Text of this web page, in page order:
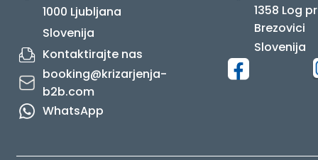
1000 Ljubljana
Slovenija
Kontaktirajte nas
booking@krizarjenja-
b2b.com
WhatsApp
1358 Log
Brezovici
Slovenija